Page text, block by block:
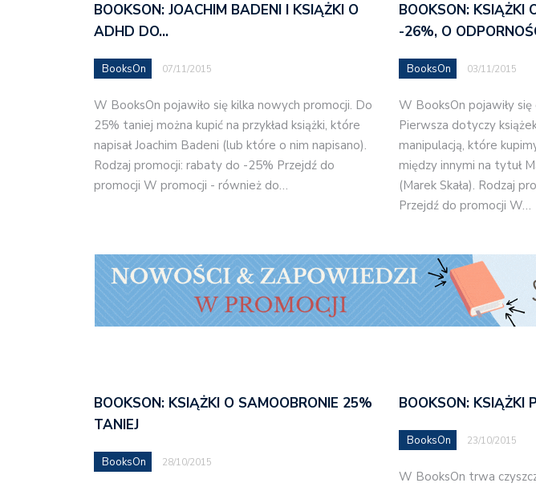
BOOKSON: JOACHIM BADENI I KSIĄŻKI O
ADHD DO…
BooksOn 07/11/2015
W BooksOn pojawiło się kilka nowych promocji. Do
25% taniej można kupić na przykład książki, które
napisał Joachim Badeni (lub które o nim napisano).
Rodzaj promocji: rabaty do -25% Przejdź do
promocji W promocji - również do…
BOOKSON: KSIĄŻKI
-26%, O
BooksOn 03/11/2015
W BooksOn pojawiły
Pierwsza dotyczy
manipulacją, które
między innymi na tytuł
(Marek Skała). Rodzaj
Przejdź do promocji W…
BOOKSON: KSIĄŻKI O SAMOOBRONIE 25%
TANIEJ
BooksOn 28/10/2015
BOOKSON: KSIĄŻKI
BooksOn 23/10/2015
W BooksOn trwa